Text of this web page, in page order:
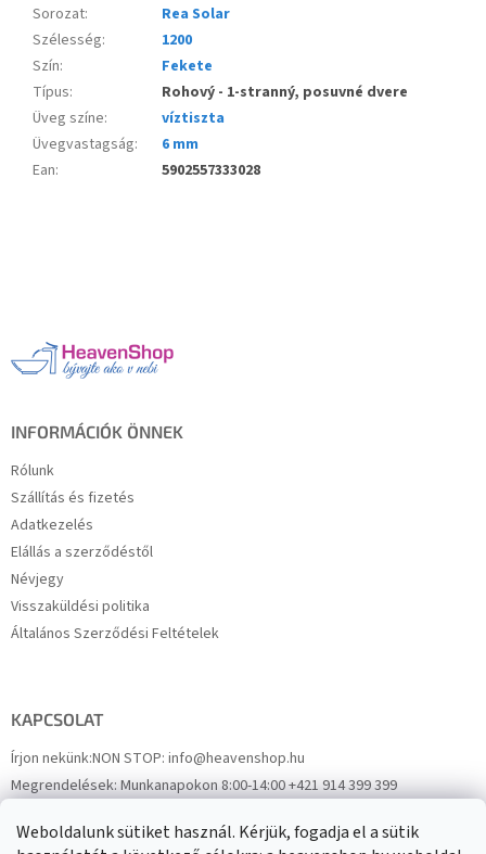
Weboldalunk sütiket használ. Kérjük, fogadja el a sütik
Sorozat:
Rea Solar
Szélesség:
1200
Szín:
Fekete
Típus:
Rohový - 1-stranný, posuvné dvere
Üveg színe:
víztiszta
Üvegvastagság:
6 mm
Ean: 5902557333028
INFORMÁCIÓK ÖNNEK
Rólunk
Szállítás és fizetés
Adatkezelés
Elállás a szerződéstől
Névjegy
Visszaküldési politika
Általános Szerződési Feltételek
KAPCSOLAT
Írjon nekünk:NON STOP: info@heavenshop.hu
Megrendelések:Munkanapokon 8:00-14:00 +421 914 399 399
FacebookHeavenShop.sk